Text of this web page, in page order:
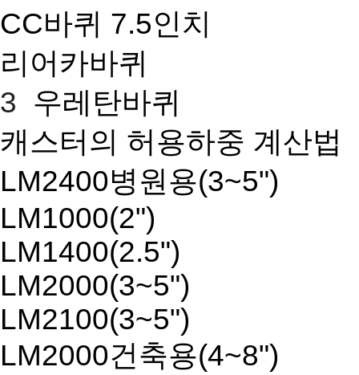
CC바퀴 7.5인치
리어카바퀴
3 우레탄바퀴
캐스터의 허용하중 계산법
LM2400병원용(3~5")
LM1000(2")
LM1400(2.5")
LM2000(3~5")
LM2100(3~5")
LM2000건축용(4~8")